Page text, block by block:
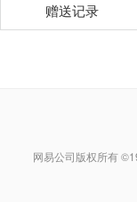
赠送记录
网易公司版权所有